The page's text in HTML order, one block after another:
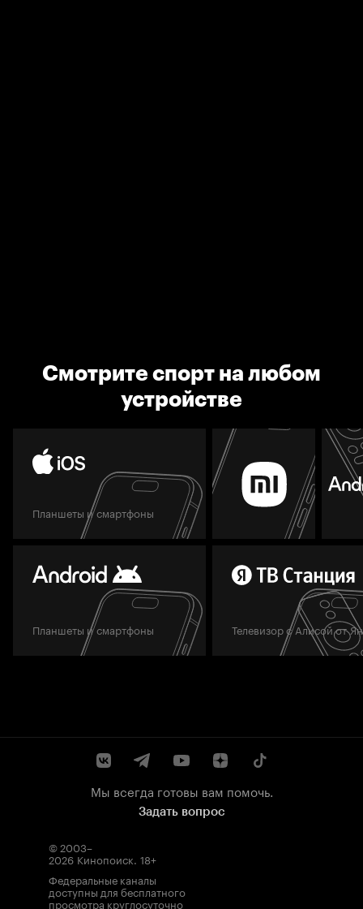
Смотрите спорт на любом
устройстве
Планшеты и смартфоны
Планшеты и смартфоны Телевизор с Алисой от
Мы всегда готовы вам помочь.
Задать вопрос
© 2003–
2026 Кинопоиск. 18+
Федеральные каналы
доступны для бесплатного
просмотра круглосуточно